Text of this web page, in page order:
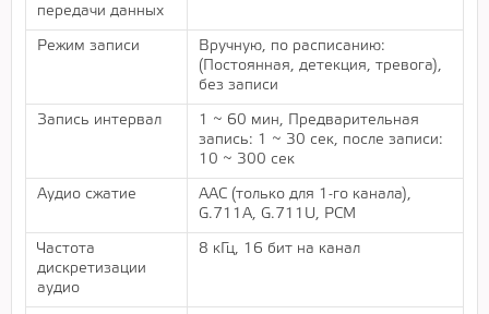
передачи данных
Режим записи
Вручную, по расписанию:
(Постоянная, детекция, тревога),
без записи
Запись интервал
1 ~ 60 мин, Предварительная
запись: 1 ~ 30 сек, после записи:
10 ~ 300 сек
Аудио сжатие
AAC (только для 1-го канала),
G.711A, G.711U, PCM
Частота
дискретизации
аудио
8 кГц, 16 бит на канал